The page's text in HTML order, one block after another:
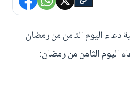
دعاء اليوم الثامن من رمضان
اليوم الثامن من رمضان: